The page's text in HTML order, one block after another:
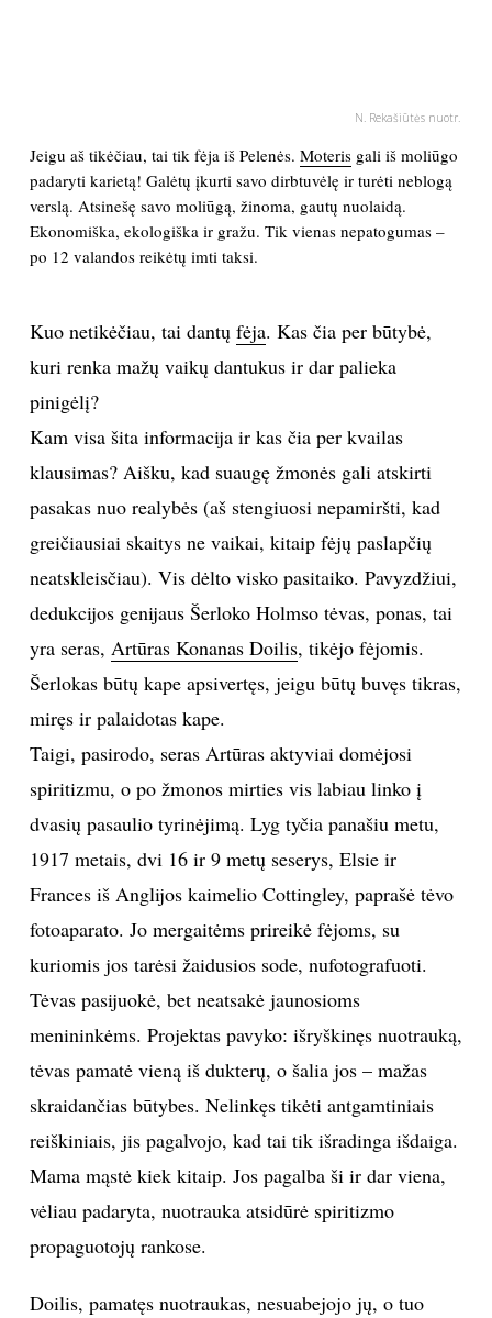
ASTROLOGIJA
POLITIKA
LAISVALAIKIS
KINAS
MUZIKA
SPORTAS
FOTOGRAFIJA
MENAS
ĮDOMYBĖS
ISTORIJA
KNYGOS
NAMAI
VIRTUVĖ
RECEPTAI
N. Rekašiūtės nuotr.
Jeigu aš tikėčiau, tai tik fėja iš Pelenės. Moterisgali iš moliūgo
padaryti karietą! Galėtų įkurti savo dirbtuvėlę ir turėti neblogą
verslą. Atsinešę savo moliūgą, žinoma, gautų nuolaidą.
Ekonomiška, ekologiška ir gražu. Tik vienas nepatogumas –
po 12 valandos reikėtų imti taksi.
Kuo netikėčiau, tai dantų fėja. Kas čia per būtybė,
kuri renka mažų vaikų dantukus ir dar palieka
pinigėlį?
Kam visa šita informacija ir kas čia per kvailas
klausimas? Aišku, kad suaugę žmonės gali atskirti
pasakas nuo realybės (aš stengiuosi nepamiršti, kad
greičiausiai skaitys ne vaikai, kitaip fėjų paslapčių
neatskleisčiau). Vis dėlto visko pasitaiko. Pavyzdžiui,
dedukcijos genijaus Šerloko Holmso tėvas, ponas, tai
yra seras, Artūras Konanas Doilis, tikėjo fėjomis.
Šerlokas būtų kape apsivertęs, jeigu būtų buvęs tikras,
miręs ir palaidotas kape.
Taigi, pasirodo, seras Artūras aktyviai domėjosi
spiritizmu, o po žmonos mirties vis labiau linko į
dvasių pasaulio tyrinėjimą. Lyg tyčia panašiu metu,
1917 metais, dvi 16 ir 9 metų seserys, Elsie ir
Frances iš Anglijos kaimelio Cottingley, paprašė tėvo
fotoaparato. Jo mergaitėms prireikė fėjoms, su
kuriomis jos tarėsi žaidusios sode, nufotografuoti.
Tėvas pasijuokė, bet neatsakė jaunosioms
menininkėms. Projektas pavyko: išryškinęs nuotrauką,
tėvas pamatė vieną iš dukterų, o šalia jos – mažas
skraidančias būtybes. Nelinkęs tikėti antgamtiniais
reiškiniais, jis pagalvojo, kad tai tik išradinga išdaiga.
Mama mąstė kiek kitaip. Jos pagalba ši ir dar viena,
vėliau padaryta, nuotrauka atsidūrė spiritizmo
propaguotojų rankose.
Doilis, pamatęs nuotraukas, nesuabejojo jų, o tuo